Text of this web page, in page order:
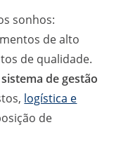
sonhos:
de alto
de qualidade.
sistema de gestão
logística e
de